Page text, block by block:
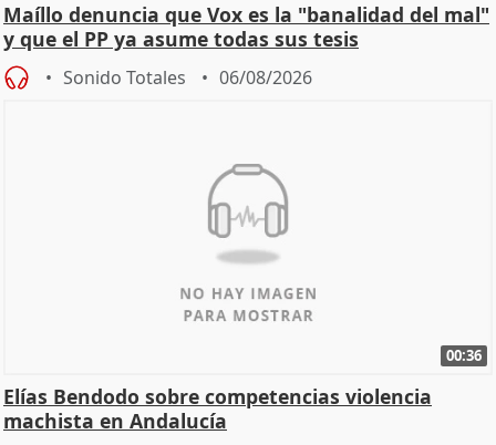
Maíllo denuncia que Vox es la "banalidad del mal"
y que el PP ya asume todas sus tesis
Sonido Totales 06/08/2026
00:36
Elías Bendodo sobre competencias violencia
machista en Andalucía